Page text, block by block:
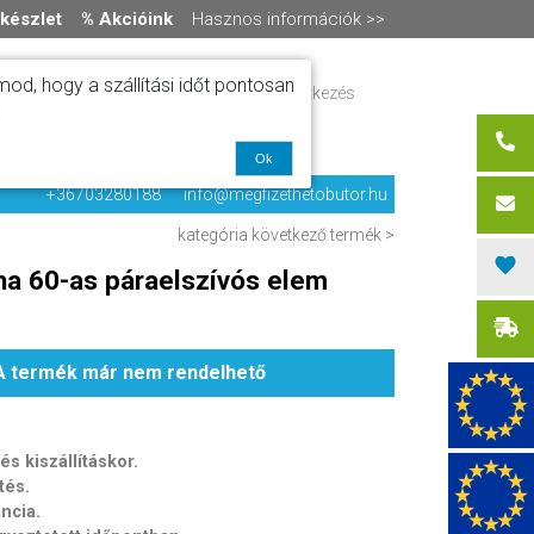
% Akcióink Hasznos információk >>
Regisztráció / bejelentkezés
+36703280188 info@megfizethetobutor.hu
kategória következő termék >
60-as páraelszívós elem
termék már nem rendelhető
kiszállításkor.
hogy a szállítási időt pontosan
Ok